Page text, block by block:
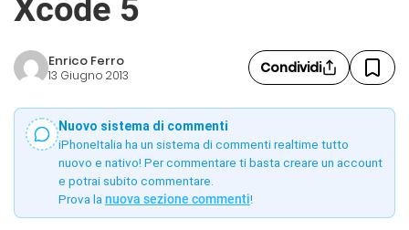
Xcode 5
Enrico Ferro
13 Giugno 2013 Condividi
Nuovo sistema di commenti
iPhoneItalia ha un sistema di commenti realtime tutto
nuovo e nativo! Per commentare ti basta creare un account
e potrai subito commentare.
Prova la nuova sezione commenti!